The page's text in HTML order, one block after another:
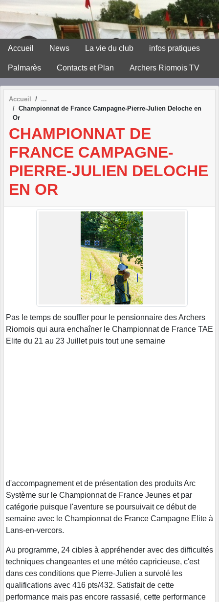
Accueil News La vie du club infos pratiques
Palmarès Contacts et Plan Archers Riomois TV
Accueil
Championnat de France Campagne-Pierre-Julien Deloche en
Or
CHAMPIONNAT DE
FRANCE CAMPAGNE-
PIERRE-JULIEN DELOCHE
EN OR
Pas le temps de souffler pour le pensionnaire des Archers
Riomois qui aura enchaîner le Championnat de France TAE
Elite du 21 au 23 Juillet puis tout une semaine
d'accompagnement et de présentation des produits Arc
Système sur le Championnat de France Jeunes et par
catégorie puisque l'aventure se poursuivait ce début de
semaine avec le Championnat de France Campagne Elite à
Lans-en-vercors.
Au programme, 24 cibles à appréhender avec des difficultés
techniques changeantes et une météo capricieuse, c'est
dans ces conditions que Pierre-Julien a survolé les
qualifications avec 416 pts/432. Satisfait de cette
performance mais pas encore rassasié, cette performance
Panneau de gestion des cookies